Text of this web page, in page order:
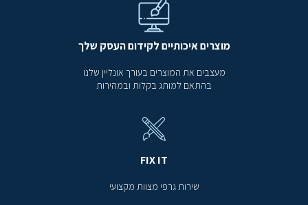
מוצרים איכותיים לקידום העסק שלך
מעצבים את המוצרים בעורך אונליין שלנו
בהתאם למותג בקלות ובמהירות
FIX IT
שירות גרפי מצוות מקצועי